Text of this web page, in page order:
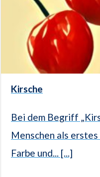
Kirsche
Bei dem Begriff
Menschen als
Farbe und... [...]